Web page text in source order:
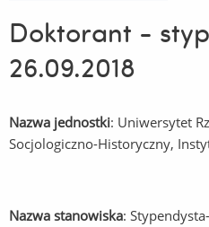
Doktorant -
26.09.2018
Nazwa jednostki: Uniwersytet
Socjologiczno-Historyczny,
Nazwa stanowiska: